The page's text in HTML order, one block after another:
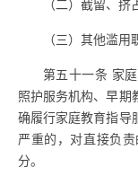
（二）截留、挤
（三）其他滥用
第五十一条 家
照护服务机构、早期
确履行家庭教育指导
严重的，对直接负
分。